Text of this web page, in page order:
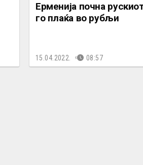
Ерменија почна
го плаќа во рубљи
15.04.2022. 08:57